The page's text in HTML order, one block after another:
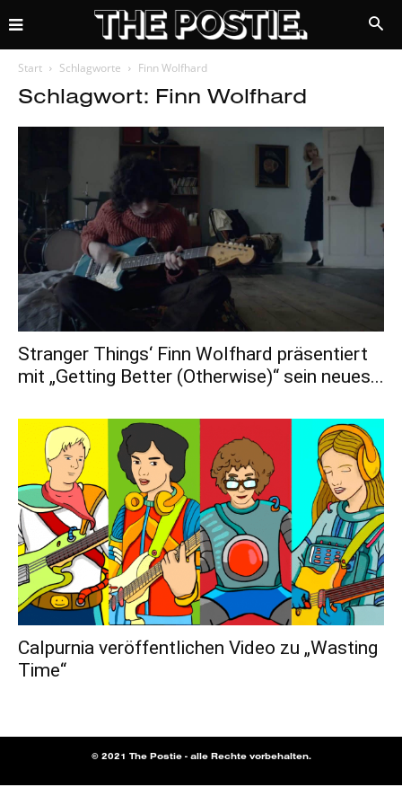
Start Schlagworte Finn Wolfhard
Schlagwort: Finn Wolfhard
Stranger Things‘ Finn Wolfhard präsentiert
mit „Getting Better (Otherwise)“ sein neues...
Calpurnia veröffentlichen Video zu „Wasting
Time“
© 2021 The Postie - alle Rechte vorbehalten.